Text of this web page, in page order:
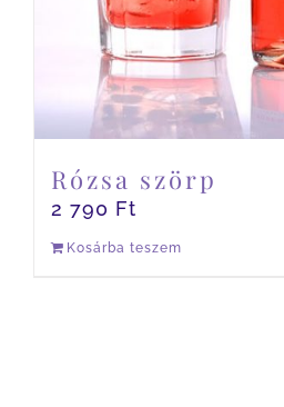
Rózsa szörp
2 790 Ft
Kosárba teszem